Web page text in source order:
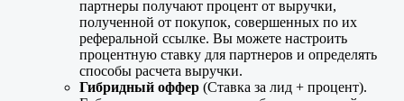
партнеры получают процент от выручки,
полученной от покупок, совершенных по их
реферальной ссылке. Вы можете настроить
процентную ставку для партнеров и определять
способы расчета выручки.
Гибридный оффер (Ставка за лид + процент).